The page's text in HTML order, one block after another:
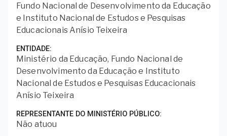
Fundo Nacional de Desenvolvimento da Educação
e Instituto Nacional de Estudos e Pesquisas
Educacionais Anísio Teixeira
ENTIDADE
Ministério da Educação, Fundo Nacional de
Desenvolvimento da Educação e Instituto
Nacional de Estudos e Pesquisas Educacionais
Anísio Teixeira
REPRESENTANTE DO MINISTÉRIO PÚBLICO
Não atuou